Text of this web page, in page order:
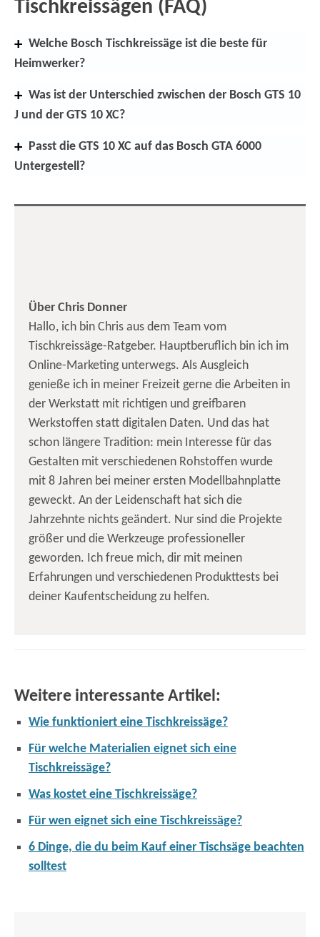
Tischkreissägen (FAQ)
Welche Bosch Tischkreissäge ist die beste für
Heimwerker?
Was ist der Unterschied zwischen der Bosch GTS 10
J und der GTS 10 XC?
Passt die GTS 10 XC auf das Bosch GTA 6000
Untergestell?
Über Chris Donner
Hallo, ich bin Chris aus dem Team vom
Tischkreissäge-Ratgeber. Hauptberuflich bin ich im
Online-Marketing unterwegs. Als Ausgleich
genieße ich in meiner Freizeit gerne die Arbeiten in
der Werkstatt mit richtigen und greifbaren
Werkstoffen statt digitalen Daten. Und das hat
schon längere Tradition: mein Interesse für das
Gestalten mit verschiedenen Rohstoffen wurde
mit 8 Jahren bei meiner ersten Modellbahnplatte
geweckt. An der Leidenschaft hat sich die
Jahrzehnte nichts geändert. Nur sind die Projekte
größer und die Werkzeuge professioneller
geworden. Ich freue mich, dir mit meinen
Erfahrungen und verschiedenen Produkttests bei
deiner Kaufentscheidung zu helfen.
Weitere interessante Artikel:
Wie funktioniert eine Tischkreissäge?
Für welche Materialien eignet sich eine
Tischkreissäge?
Was kostet eine Tischkreissäge?
Für wen eignet sich eine Tischkreissäge?
6 Dinge, die du beim Kauf einer Tischsäge beachten
solltest